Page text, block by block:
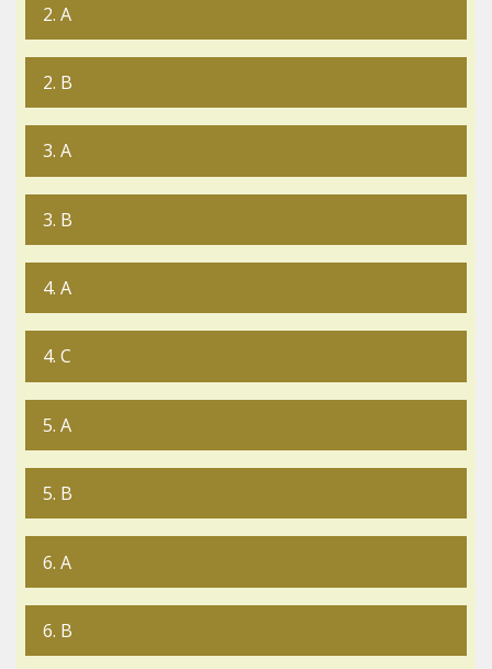
2. A
2. B
3. A
3. B
4. A
4. C
5. A
5. B
6. A
6. B